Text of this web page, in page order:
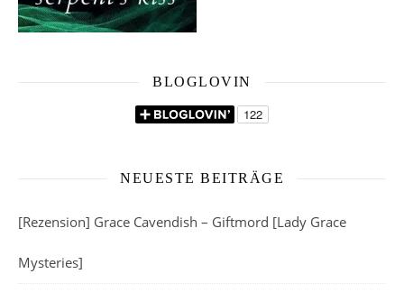
BLOGLOVIN
NEUESTE BEITRÄGE
[Rezension] Grace Cavendish – Giftmord [Lady Grace
Mysteries]